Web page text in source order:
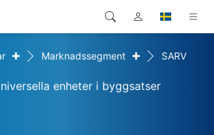
+ Marknadssegment + SARV
enheter i byggsatser